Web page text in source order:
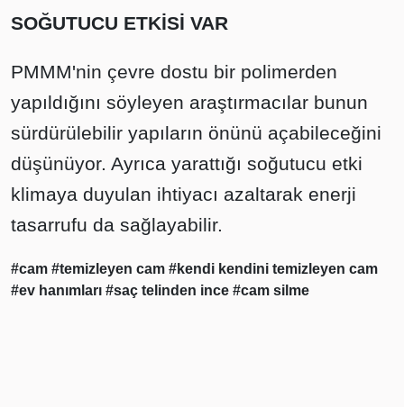
SOĞUTUCU ETKİSİ VAR
PMMM'nin çevre dostu bir polimerden
yapıldığını söyleyen araştırmacılar bunun
sürdürülebilir yapıların önünü açabileceğini
düşünüyor. Ayrıca yarattığı soğutucu etki
klimaya duyulan ihtiyacı azaltarak enerji
tasarrufu da sağlayabilir.
#cam #temizleyen cam #kendi kendini temizleyen cam
#ev hanımları #saç telinden ince #cam silme